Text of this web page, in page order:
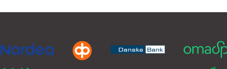
valinnat
sivulla.
tuotteen